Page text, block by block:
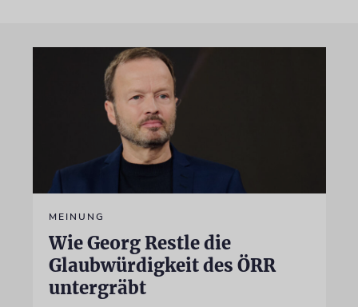
MEINUNG
Wie Georg Restle die
Glaubwürdigkeit des ÖRR
untergräbt